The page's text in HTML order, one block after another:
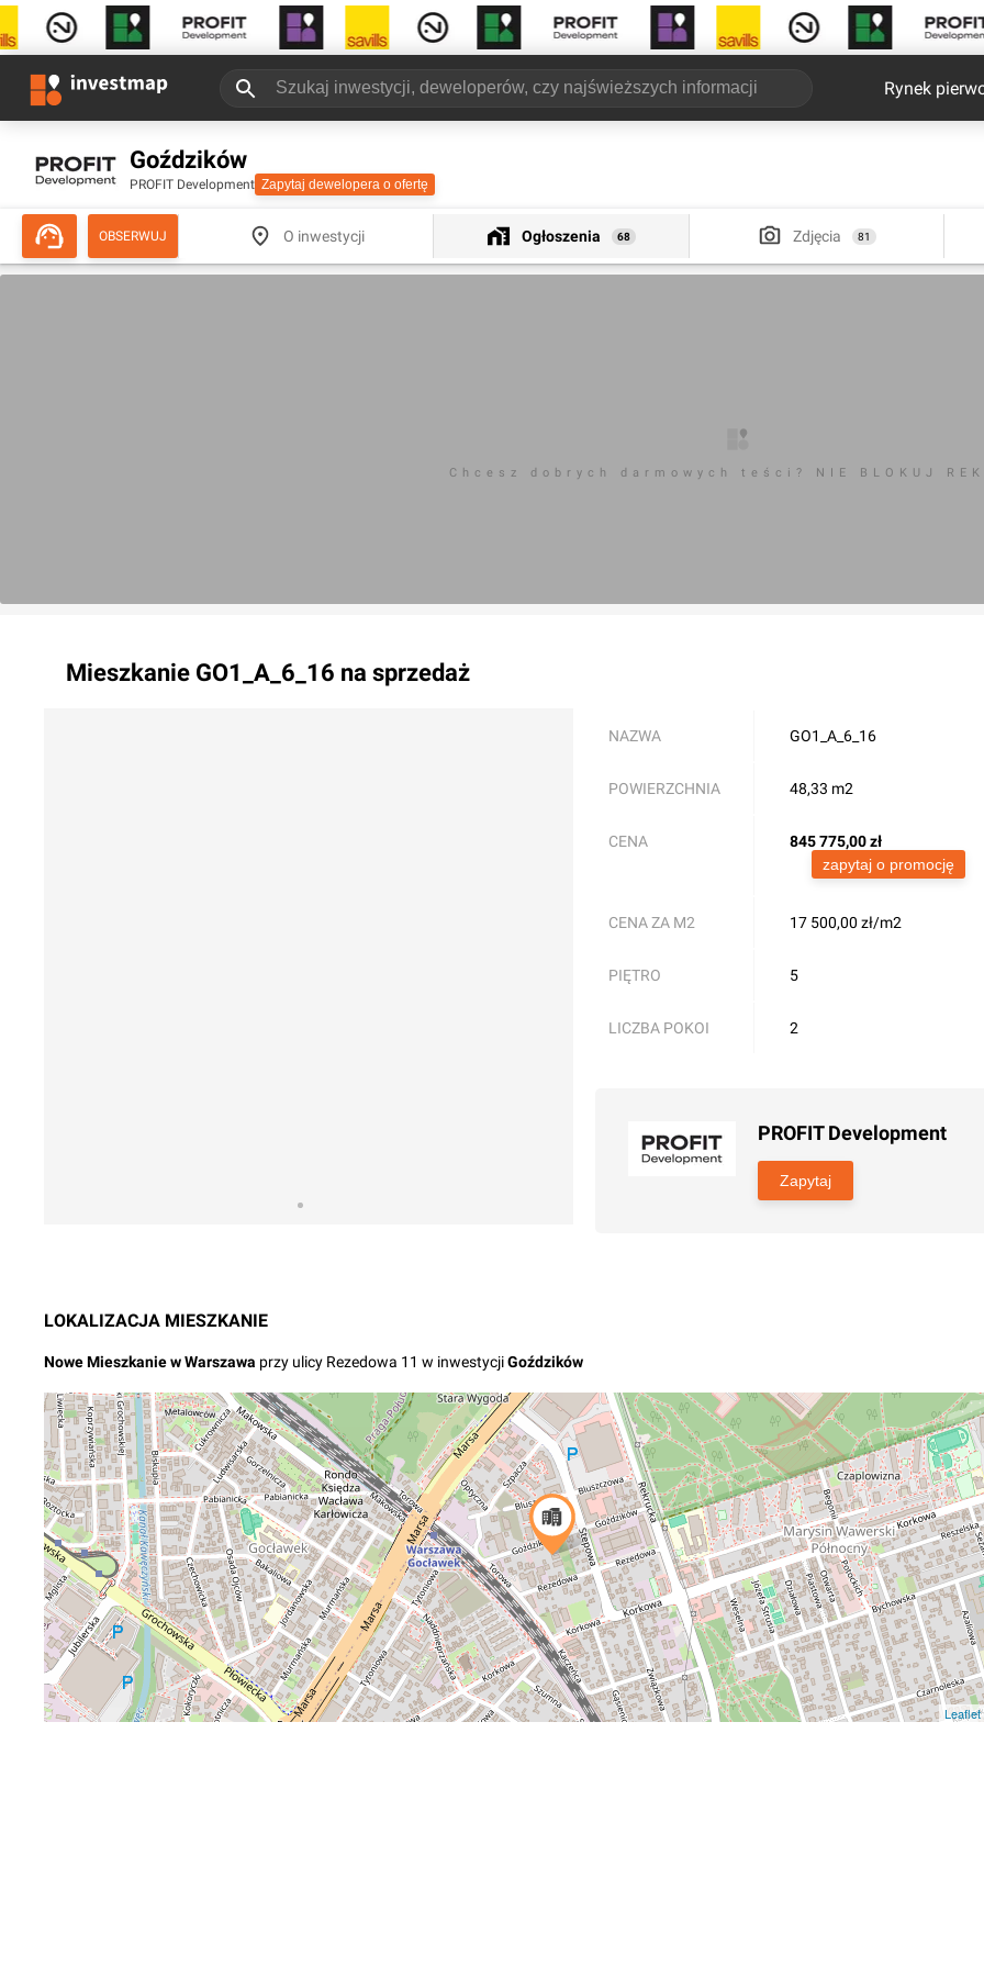
Rynek
Goździków
PROFIT Development Zapytaj dewelopera o ofertę
OBSERWUJ O inwestycji Ogłoszenia 68 Zdjęcia 81
Chcesz dobrych darmowych teści? NIE BLOKUJ
Mieszkanie GO1_A_6_16 na sprzedaż
NAZWA GO1_A_6_16
POWIERZCHNIA 48,33 m2
CENA 845 775,00zł
zapytaj o promocję
CENA ZA M2 17 500,00 zł/m2
PIĘTRO 5
LICZBA POKOI 2
PROFIT Development
Zapytaj
LOKALIZACJA MIESZKANIE
NoweMieszkaniewWarszawa przy ulicy Rezedowa 11 w inwestycjiGoździków
Leaflet